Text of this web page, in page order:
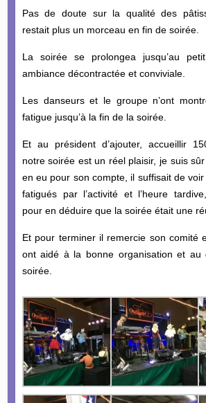
Pas de doute sur la qualité des
restait plus un morceau en fin de soirée.
La soirée se prolongea jusqu’au
ambiance décontractée et conviviale.
Les danseurs et le groupe n’ont
fatigue jusqu’à la fin de la soirée.
Et au président d’ajouter, accueillir
notre soirée est un réel plaisir, je suis
en eu pour son compte, il suffisait de
fatigués par l’activité et l’heure
pour en déduire que la soirée était une
Et pour terminer il remercie son comité
ont aidé à la bonne organisation et au
soirée.